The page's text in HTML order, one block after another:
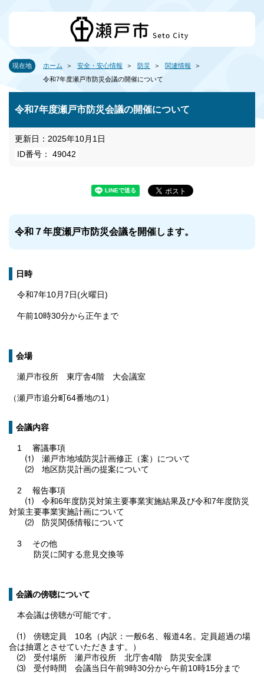
現在地 ホーム 安全・安心情報 防災
関連情報
令和7年度瀬戸市防災会議の開催について
令和7年度瀬戸市防災会議の開催について
更新日：2025年10月1日
ID番号： 49042
令和７年度瀬戸市防災会議を開催します。
日時
令和7年10月7日(火曜日)
午前10時30分から正午まで
会場
瀬戸市役所 東庁舎4階 大会議室
（瀬戸市追分町64番地の1）
会議内容
1 審議事項
⑴ 瀬戸市地域防災計画修正（案）について
⑵ 地区防災計画の提案について
2 報告事項
⑴ 令和6年度防災対策主要事業実施結果及び令和7年度防災
対策主要事業実施計画について
⑵ 防災関係情報について
3 その他
防災に関する意見交換等
会議の傍聴について
本会議は傍聴が可能です。
⑴ 傍聴定員 10名（内訳：一般6名、報道4名。定員超過の場
合は抽選とさせていただきます。）
⑵ 受付場所 瀬戸市役所 北庁舎4階 防災安全課
⑶ 受付時間 会議当日午前9時30分から午前10時15分まで